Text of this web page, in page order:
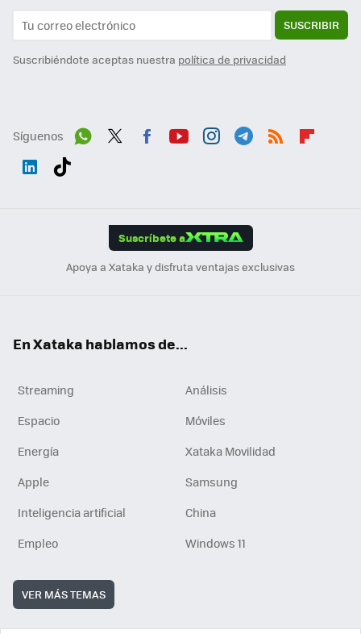
SUSCRIBIR
Suscribiéndote aceptas nuestra política de privacidad
Síguenos
Suscríbete a
Apoya a Xataka y disfruta ventajas exclusivas
En Xataka hablamos de...
Streaming
Análisis
Espacio
Móviles
Energía
Xataka Movilidad
Apple
Samsung
Inteligencia artificial
China
Empleo
Windows 11
VER MÁS TEMAS